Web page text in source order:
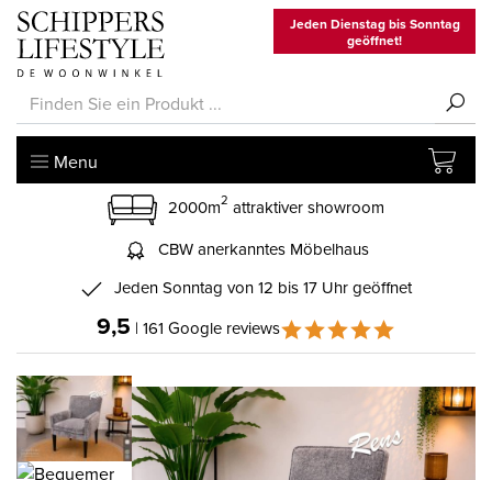
Jeden Dienstag bis Sonntag
geöffnet!
Menu
2000m2 attraktiver showroom
CBW anerkanntes Möbelhaus
Jeden Sonntag von 12 bis 17 Uhr geöffnet
9,5 | 161 Google reviews